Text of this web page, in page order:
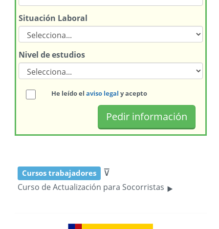
Situación Laboral
Nivel de estudios
He leído el aviso legal y acepto
Cursos trabajadores ⊽
Curso de Actualización para Socorristas ‣